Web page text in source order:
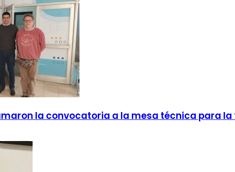
la convocatoria a la mesa técnica para